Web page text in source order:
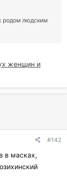
родом людским
женщин и
#142
в масках,